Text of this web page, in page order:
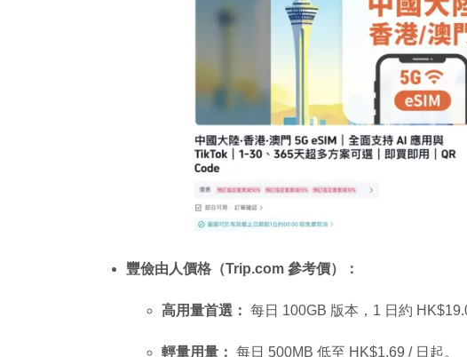
豐儉由人價格（Trip.com 參考價）：
高用量首選： 每日 100GB 版本，1 日約 HK
輕量用量： 每日 500MB 低至 HK$1.69 / 日起。